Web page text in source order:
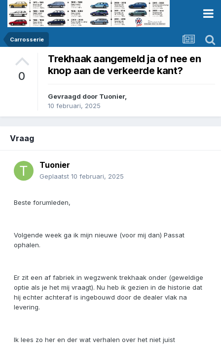
Carrosserie
0
Trekhaak aangemeld ja of nee en
knop aan de verkeerde kant?
Gevraagd door Tuonier,
10 februari, 2025
Vraag
Tuonier
Geplaatst 10 februari, 2025
Beste forumleden,
Volgende week ga ik mijn nieuwe (voor mij dan) Passat
ophalen.
Er zit een af fabriek in wegzwenk trekhaak onder (geweldige
optie als je het mij vraagt). Nu heb ik gezien in de historie dat
hij echter achteraf is ingebouwd door de dealer vlak na
levering.
Ik lees zo her en der wat verhalen over het niet juist